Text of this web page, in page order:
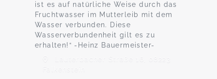
ist es auf natürliche Weise durch das
Fruchtwasser im Mutterleib mit dem
Wasser verbunden. Diese
Wasserverbundenheit gilt es zu
erhalten!“ -Heinz Bauermeister-
Lauterbacher Straße 16, 08223
Falkenstein